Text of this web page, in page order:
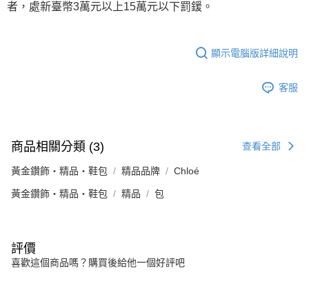
者，處新臺幣3萬元以上15萬元以下罰鍰。
顯示電腦版詳細說明
客服
商品相關分類 (3) 查看全部
黃金鑽飾・精品・鞋包 精品品牌 Chloé
黃金鑽飾・精品・鞋包 精品 包
評價
喜歡這個商品嗎？購買後給他一個好評吧